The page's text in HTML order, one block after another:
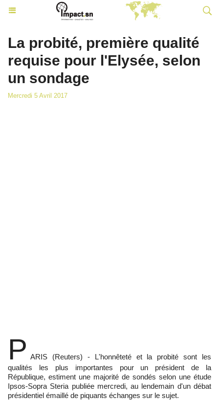
La probité, première qualité
requise pour l'Elysée, selon
un sondage
Mercredi 5 Avril 2017
P ARIS (Reuters) - L'honnêteté et la probité sont les
qualités les plus importantes pour un président de la
République, estiment une majorité de sondés selon une étude
Ipsos-Sopra Steria publiée mercredi, au lendemain d'un débat
présidentiel émaillé de piquants échanges sur le sujet.